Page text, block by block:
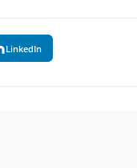
LinkedIn